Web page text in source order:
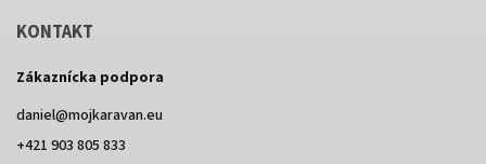
KONTAKT
Zákaznícka podpora
daniel@mojkaravan.eu
+421 903 805 833